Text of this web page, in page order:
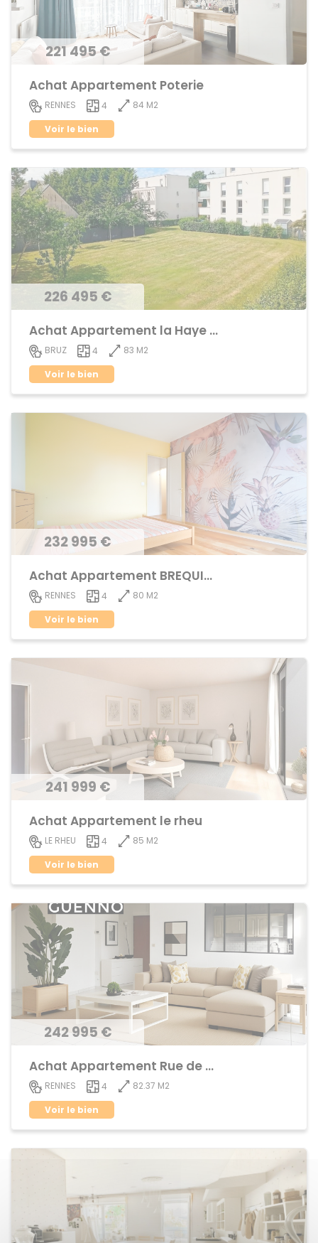
221 495 €
Achat Appartement Poterie
RENNES 4
84 M2
Voir le bien
226 495 €
Achat Appartement la Haye de Pan
BRUZ 4
83 M2
Voir le bien
232 995 €
Achat Appartement BREQUIGNY
RENNES 4
80 M2
Voir le bien
241 999 €
Achat Appartement le rheu
LE RHEU 4
85 M2
Voir le bien
242 995 €
Achat Appartement Rue de Nantes
RENNES 4
82.37 M2
Voir le bien